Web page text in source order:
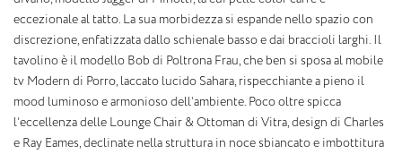
eccezionale al tatto. La sua morbidezza si espande nello spazio con
discrezione, enfatizzata dallo schienale basso e dai braccioli larghi. Il
tavolino è il modello Bob di Poltrona Frau, che ben si sposa al mobile
tv Modern di Porro, laccato lucido Sahara, rispecchiante a pieno il
mood luminoso e armonioso dell’ambiente. Poco oltre spicca
l’eccellenza delle Lounge Chair & Ottoman di Vitra, design di Charles
e Ray Eames, declinate nella struttura in noce sbiancato e imbottitura